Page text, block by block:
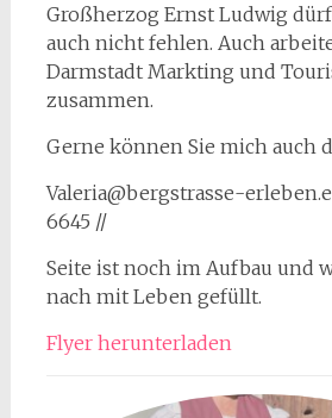
Großherzog Ernst Ludwig
auch nicht fehlen. Auch
Darmstadt Markting und
zusammen.
Gerne können Sie mich auch
Valeria@bergstrasse-
6645 //
Seite ist noch im Aufbau und
nach mit Leben gefüllt.
Flyer herunterladen